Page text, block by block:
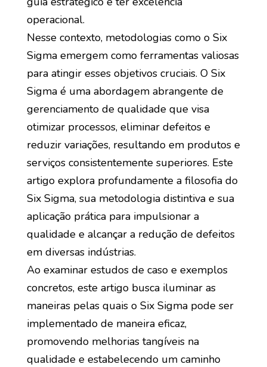
operacional.
Nesse contexto, metodologias como o Six
Sigma emergem como ferramentas valiosas
para atingir esses objetivos cruciais. O Six
Sigma é uma abordagem abrangente de
gerenciamento de qualidade que visa
otimizar processos, eliminar defeitos e
reduzir variações, resultando em produtos e
serviços consistentemente superiores. Este
artigo explora profundamente a filosofia do
Six Sigma, sua metodologia distintiva e sua
aplicação prática para impulsionar a
qualidade e alcançar a redução de defeitos
em diversas indústrias.
Ao examinar estudos de caso e exemplos
concretos, este artigo busca iluminar as
maneiras pelas quais o Six Sigma pode ser
implementado de maneira eficaz,
promovendo melhorias tangíveis na
qualidade e estabelecendo um caminho